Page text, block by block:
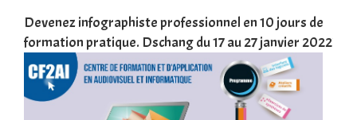
Devenez infographiste professionnel en 10 jours de
formation pratique. Dschang du 17 au 27 janvier 2022